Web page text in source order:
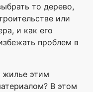
то дерево,
или
и как его
проблем в
жилье этим
В этом